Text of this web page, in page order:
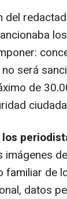
del
será
de
imágenes
familiar de
datos